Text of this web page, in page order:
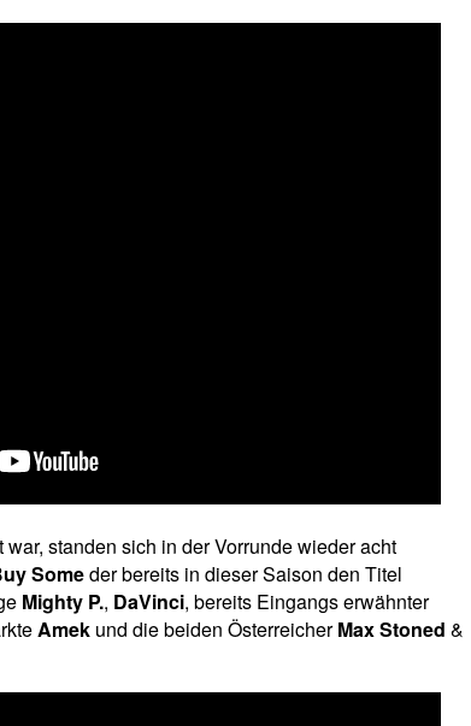
war, standen sich in der Vorrunde wieder acht
Someder bereits in dieser Saison den Titel
Mighty P., DaVinci, bereits Eingangs erwähnter
Amek und die beiden ÖsterreicherMax Stoned &